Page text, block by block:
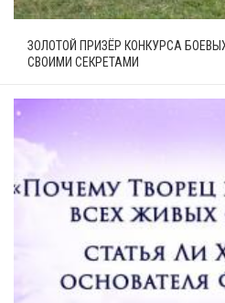
ЗОЛОТОЙ ПРИЗЁР КОНКУРСА
СВОИМИ СЕКРЕТАМИ